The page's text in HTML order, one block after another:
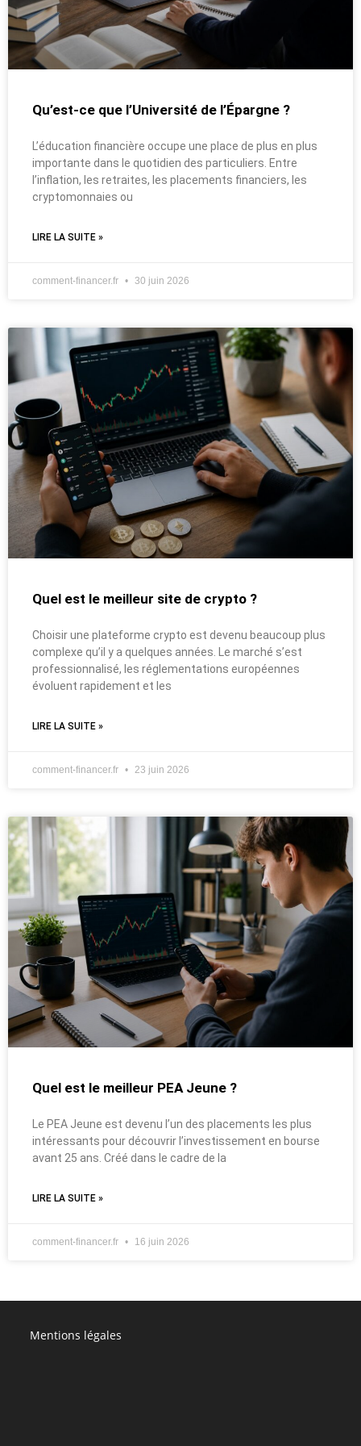
Qu’est-ce que l’Université de l’Épargne ?
L’éducation financière occupe une place de plus en plus
importante dans le quotidien des particuliers. Entre
l’inflation, les retraites, les placements financiers, les
cryptomonnaies ou
LIRE LA SUITE »
comment-financer.fr 30 juin 2026
Quel est le meilleur site de crypto ?
Choisir une plateforme crypto est devenu beaucoup plus
complexe qu’il y a quelques années. Le marché s’est
professionnalisé, les réglementations européennes
évoluent rapidement et les
LIRE LA SUITE »
comment-financer.fr 23 juin 2026
Quel est le meilleur PEA Jeune ?
Le PEA Jeune est devenu l’un des placements les plus
intéressants pour découvrir l’investissement en bourse
avant 25 ans. Créé dans le cadre de la
LIRE LA SUITE »
comment-financer.fr 16 juin 2026
Mentions légales